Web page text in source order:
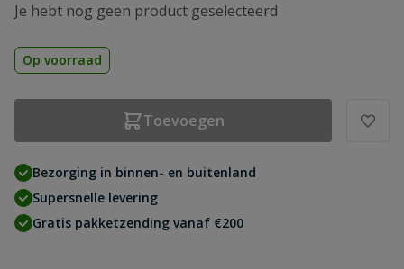
Je hebt nog geen product geselecteerd
Op voorraad
Toevoegen
Bezorging in binnen- en buitenland
Supersnelle levering
Gratis pakketzending vanaf €200